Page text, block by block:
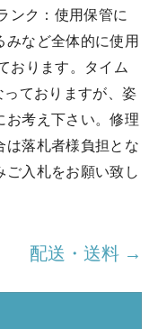
ンク：使用保管に
など全体的に使用
おります。タイム
ておりますが、姿
お考え下さい。修理
は落札者様負担とな
ご入札をお願い致し
配送・送料 →